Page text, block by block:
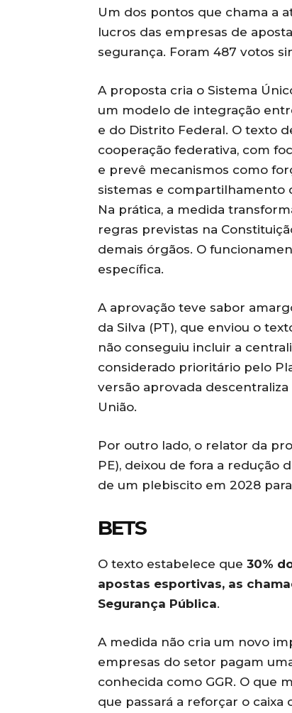
Um dos pontos que chama a
lucros das empresas de
segurança. Foram 487 votos
A proposta cria o Sistema
um modelo de integração
e do Distrito Federal. O texto
cooperação federativa, com
e prevê mecanismos como
sistemas e compartilhamento
Na prática, a medida
regras previstas na
demais órgãos. O
específica.
A aprovação teve sabor
da Silva (PT), que enviou o
não conseguiu incluir a
considerado prioritário pelo
versão aprovada
União.
Por outro lado, o relator da
PE), deixou de fora a redução
de um plebiscito em 2028
BETS
O texto estabelece que 30%
apostas esportivas, as
Segurança Pública.
A medida não cria um novo
empresas do setor pagam
conhecida como GGR. O que
que passará a reforçar o caixa